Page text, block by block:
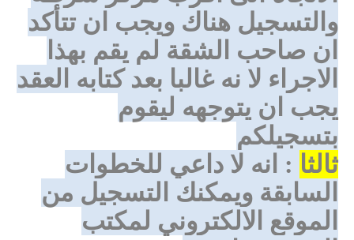
والتسجيل هناك ويجب ان تتأكد
ان صاحب الشقة لم يقم بهذا
الاجراء لا نه غالبا بعد كتابه العقد
يجب ان يتوجهه ليقوم
بتسجيلكم
ثالثا : انه لا داعي للخطوات
السابقة ويمكنك التسجيل من
الموقع الالكتروني لمكتب